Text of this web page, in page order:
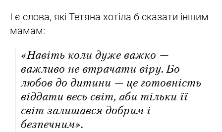
І є слова, які Тетяна хотіла б сказати іншим
мамам:
«Навіть коли дуже важко —
важливо не втрачати віру. Бо
любов до дитини — це готовність
віддати весь світ, аби тільки її
світ залишався добрим і
безпечним».